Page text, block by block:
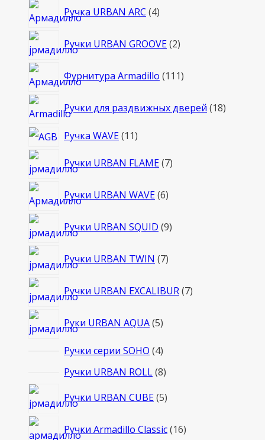
Ручка URBAN ARC 44
Ручки URBAN GROOVE 22
Фурнитура Armadillo 111111
Ручки для раздвижных дверей 1818
Ручка WAVE 1111
Ручки URBAN FLAME 77
Ручки URBAN WAVE 66
Ручки URBAN SQUID 99
Ручки URBAN TWIN 77
Ручки URBAN EXCALIBUR 77
Руки URBAN AQUA 55
Ручки серии SOHO 44
товара
Ручки URBAN ROLL 88
Ручки URBAN CUBE 55
Ручки Armadillo Classic 1616